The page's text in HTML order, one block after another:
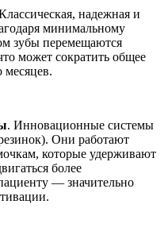
надежная и
минимальному
зубы перемещаются
может сократить общее
месяцев.
. Инновационные системы
Они работают
которые удерживают
более
— значительно